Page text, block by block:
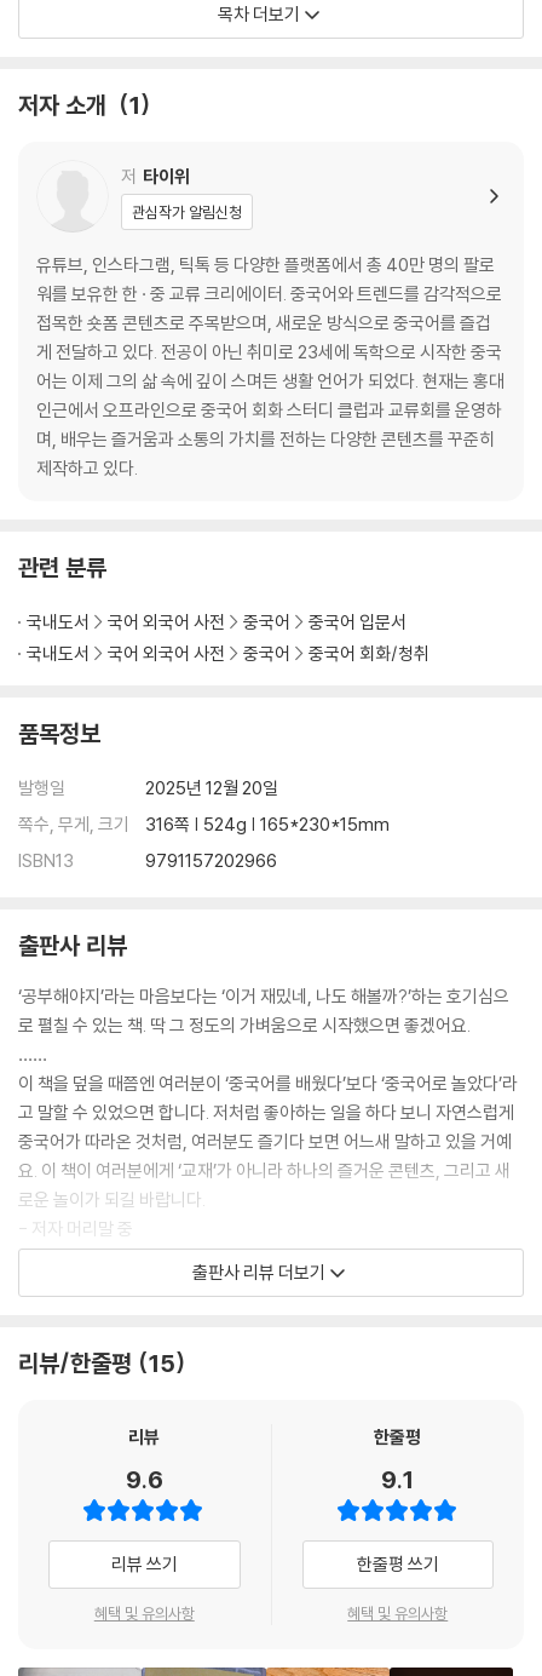
입터지기 시작_타이위랑 놀아 볼 에피소드!
Unit 03 체크인 하려고요.
Unit 05 내가 쏠게.
Unit 06 경찰에 신고 좀 도와주시겠어요?
Unit 07 이 요금제는 데이터가 얼마나 포함되어 있나요?
Unit 08 우리는 아싸인 셈이지.
Unit 09 진짜 동안이다.
Unit 10 너 30일 만에 3kg을 감량할 용기가 있어?
Unit 11 또 시작이네!
Unit 12 많이 맵게 해 주세요.
Unit 13 네 멋대로 이야기하지 마!
Unit 14 내가 너한테 소개해 줄게.
Unit 15 세 살배기도 알겠다.
Unit 19 나 지난달에 장자제에 갔었어.
Unit 20 나 또 살쪘어.
Unit 21 나 좀 쉴게.
Unit 22 나 가스라이팅 당했어.
Unit 24 제가 말주변이 좋지 않아서요.
Unit 26 실례하겠습니다.
Unit 27 너 아무래도 요즘 살 빠진 거 같아.
Unit 28 근데 굳이 몸매가 좋아야 해요?
Unit 29 저를 스캔하실래요, 아니면 제가 스캔을 할까요?
Unit 32 너 하고 싶은 대로 해!
Unit 33 급 땡긴다.
Unit 34 잘 생기긴 무슨!
Unit 36 얼마나 답답해!
Unit 37 조금 내로남불이네.
Unit 38 쇼츠 보는 것 좀 줄여.
Unit 39 너 잘 좀 생각해 봐.
Unit 40 연락할 수 있는 방법이 없어요.
Unit 41 마라탕 한 그릇 주세요.
Unit 42 너 왜 연애 안 해?
Unit 43 내가 실수로 스포했네.
Unit 46 나 진짜 더 이상 못 보겠다!
Unit 49 너는 도대체 언제쯤 철이 들래?
Unit 50 밥을 먹든지, 눕든지.
목차 더보기
저자 소개 1
저 타이위
관심작가 알림신청
유튜브, 인스타그램, 틱톡 등 다양한 플랫폼에서 총 40만 명의 팔로
워를 보유한 한 · 중 교류 크리에이터. 중국어와 트렌드를 감각적으로
접목한 숏폼 콘텐츠로 주목받으며, 새로운 방식으로 중국어를 즐겁
게 전달하고 있다. 전공이 아닌 취미로 23세에 독학으로 시작한 중국
어는 이제 그의 삶 속에 깊이 스며든 생활 언어가 되었다. 현재는 홍대
인근에서 오프라인으로 중국어 회화 스터디 클럽과 교류회를 운영하
며, 배우는 즐거움과 소통의 가치를 전하는 다양한 콘텐츠를 꾸준히
제작하고 있다.
관련 분류
국내도서 국어 외국어 사전 중국어
중국어 입문서
국내도서
국어 외국어 사전 중국어 중국어 회화/청취
품목정보
발행일
2025년 12월 20일
쪽수, 무게, 크기
316쪽 | 524g | 165*230*15mm
ISBN13
9791157202966
출판사 리뷰
‘공부해야지’라는 마음보다는 ‘이거 재밌네, 나도 해볼까?’하는 호기심으
로 펼칠 수 있는 책. 딱 그 정도의 가벼움으로 시작했으면 좋겠어요.
……
이 책을 덮을 때쯤엔 여러분이 ‘중국어를 배웠다’보다 ‘중국어로 놀았다’라
고 말할 수 있었으면 합니다. 저처럼 좋아하는 일을 하다 보니 자연스럽게
중국어가 따라온 것처럼, 여러분도 즐기다 보면 어느새 말하고 있을 거예
요. 이 책이 여러분에게 ‘교재’가 아니라 하나의 즐거운 콘텐츠, 그리고 새
로운 놀이가 되길 바랍니다.
- 저자 머리말 중
저자의 머리말 내용처럼 이 책을 읽는 내내 공부를 한다는 생각보다는 재
분까지 즐거워졌고요. 지금까지 언어 공부를 시작할 때 비장한 마음가짐이
서 실컷 웃으며 끝나도 머릿속에는 재밌는 많은 문장이 기억에 남게 될 것
이 책과 함께 중국어 재미있게 시작해 보세요!
출판사 리뷰 더보기
리뷰/한줄평 15
리뷰
9.6
리뷰 쓰기
혜택 및 유의사항
한줄평
9.1
한줄평 쓰기
혜택 및 유의사항